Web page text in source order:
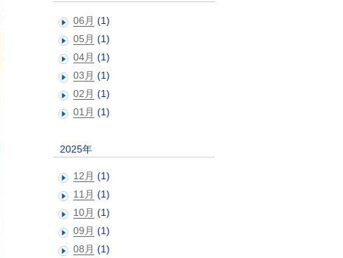
06月 (1)
05月 (1)
04月 (1)
03月 (1)
02月 (1)
01月 (1)
2025年
12月 (1)
11月 (1)
10月 (1)
09月 (1)
08月 (1)